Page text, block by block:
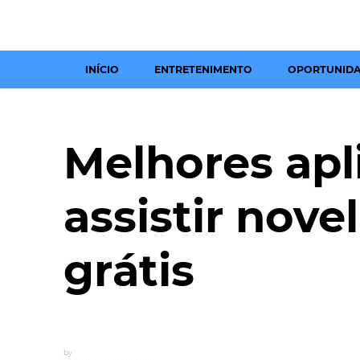
INÍCIO
ENTRETENIMENTO
Melhores
assistir
grátis
by